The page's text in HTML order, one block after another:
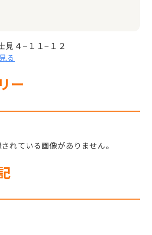
見４−１１−１２
る
ー
れている画像がありません。